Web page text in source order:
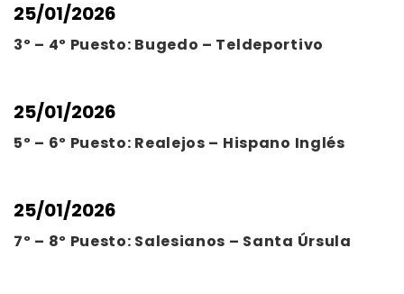
25/01/2026
3º – 4º Puesto: Bugedo – Teldeportivo
25/01/2026
5º – 6º Puesto: Realejos – Hispano Inglés
25/01/2026
7º – 8º Puesto: Salesianos – Santa Úrsula